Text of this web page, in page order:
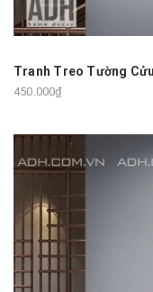
Tranh Treo Tường
450.000₫